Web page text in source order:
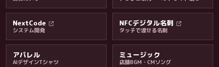
料金・保証・ご案内
NextCode
システム開発
NFCデジタル名刺
タッチで渡せる名刺
アパレル
AIデザインTシャツ
ミュージック
店舗BGM・CMソング